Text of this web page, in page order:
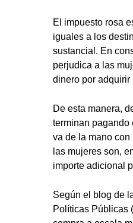
El impuesto rosa
iguales a los
sustancial. En
perjudica a las
dinero por adquirir
De esta manera,
terminan pagando
va de la mano
las mujeres son,
importe adicional
Según el blog de
Políticas Públicas